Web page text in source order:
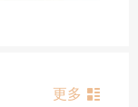
更多